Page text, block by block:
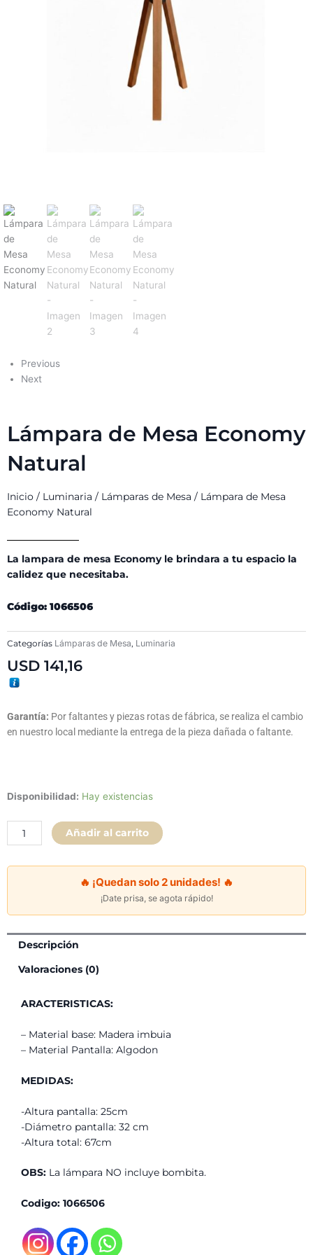
Previous
Next
Lámpara de Mesa Economy
Natural
Inicio / Luminaria / Lámparas de Mesa / Lámpara de Mesa
Economy Natural
La lampara de mesa Economy le brindara a tu espacio la
calidez que necesitaba.
Código: 1066506
Categorías Lámparas de Mesa, Luminaria
USD 141,16
Garantía: Por faltantes y piezas rotas de fábrica, se realiza el cambio
en nuestro local mediante la entrega de la pieza dañada o faltante.
Disponibilidad: Hay existencias
Lámpara
Economy
Añadir al carrito
🔥 ¡Quedan solo 2 unidades! 🔥
¡Date prisa, se agota rápido!
Descripción
Valoraciones (0)
ARACTERISTICAS:
– Material base: Madera imbuia
– Material Pantalla: Algodon
MEDIDAS:
-Altura pantalla: 25cm
-Diámetro pantalla: 32 cm
-Altura total: 67cm
OBS: La lámpara NO incluye bombita.
Codigo: 1066506